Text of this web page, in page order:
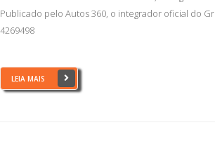
Publicado pelo Autos 360, o integrador oficial do
4269498
LEIA MAIS